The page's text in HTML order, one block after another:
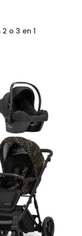
o 3 en 1